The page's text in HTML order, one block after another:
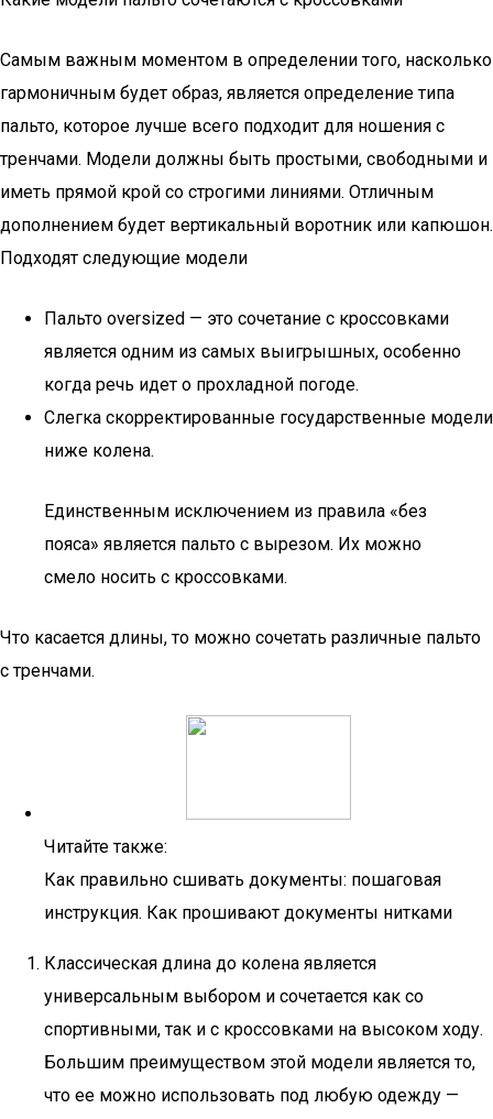
Самым важным моментом в определении того, насколько
гармоничным будет образ, является определение типа
пальто, которое лучше всего подходит для ношения с
тренчами. Модели должны быть простыми, свободными и
иметь прямой крой со строгими линиями. Отличным
дополнением будет вертикальный воротник или капюшон.
Подходят следующие модели
Пальто oversized — это сочетание с кроссовками
является одним из самых выигрышных, особенно
когда речь идет о прохладной погоде.
Слегка скорректированные государственные модели
ниже колена.
Единственным исключением из правила «без
пояса» является пальто с вырезом. Их можно
смело носить с кроссовками.
Что касается длины, то можно сочетать различные пальто
с тренчами.
Читайте также:
Как правильно сшивать документы: пошаговая
инструкция. Как прошивают документы нитками
Классическая длина до колена является
универсальным выбором и сочетается как со
спортивными, так и с кроссовками на высоком ходу.
Большим преимуществом этой модели является то,
что ее можно использовать под любую одежду —